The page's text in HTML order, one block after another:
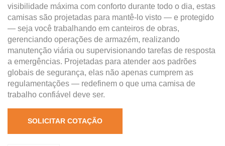
visibilidade máxima com conforto durante todo o dia, estas
camisas são projetadas para mantê-lo visto — e protegido
— seja você trabalhando em canteiros de obras,
gerenciando operações de armazém, realizando
manutenção viária ou supervisionando tarefas de resposta
a emergências. Projetadas para atender aos padrões
globais de segurança, elas não apenas cumprem as
regulamentações — redefinem o que uma camisa de
trabalho confiável deve ser.
SOLICITAR COTAÇÃO